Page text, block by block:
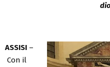
ASSISI –
Con il